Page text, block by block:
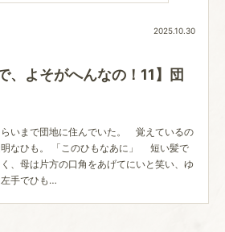
2025.10.30
、よそがへんなの！11】団
いまで団地に住んでいた。 覚えているの
なひも。 「このひもなあに」 短い髪で
、母は片方の口角をあげてにいと笑い、ゆ
手でひも…